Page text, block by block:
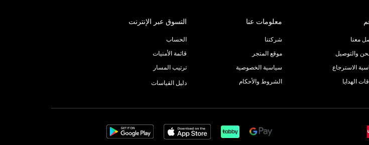
معنا
والتوصيل
الاسترجاع
الهدايا
معلومات عنا
شركتنا
موقع المتجر
سياسية الخصوصية
الشروط والأحكام
التسوق عبر الإنترنت
الحساب
قائمة الأمنيات
ترتيب المسار
دليل القياسات